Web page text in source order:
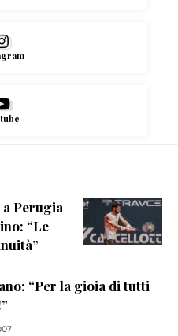
Perugia
“Le
“Per la gioia di tutti